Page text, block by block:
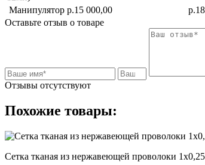
Манипулятор р.15 000,00
Оставьте отзыв о товаре
Отзывы отсутствуют
Похожие товары:
Сетка тканая из нержавеющей проволоки 1х0,25